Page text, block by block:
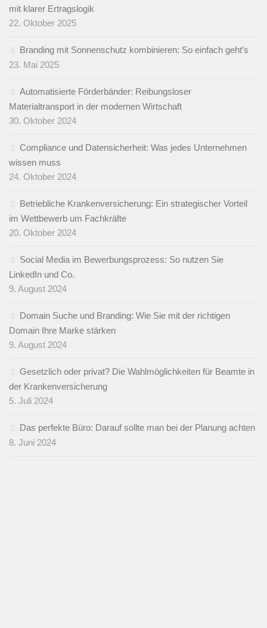
mit klarer Ertragslogik
22. Oktober 2025
Branding mit Sonnenschutz kombinieren: So einfach geht’s
23. Mai 2025
Automatisierte Förderbänder: Reibungsloser
Materialtransport in der modernen Wirtschaft
30. Oktober 2024
Compliance und Datensicherheit: Was jedes Unternehmen
wissen muss
24. Oktober 2024
Betriebliche Krankenversicherung: Ein strategischer Vorteil
im Wettbewerb um Fachkräfte
20. Oktober 2024
Social Media im Bewerbungsprozess: So nutzen Sie
LinkedIn und Co.
9. August 2024
Domain Suche und Branding: Wie Sie mit der richtigen
Domain Ihre Marke stärken
9. August 2024
Gesetzlich oder privat? Die Wahlmöglichkeiten für Beamte in
der Krankenversicherung
5. Juli 2024
Das perfekte Büro: Darauf sollte man bei der Planung achten
8. Juni 2024